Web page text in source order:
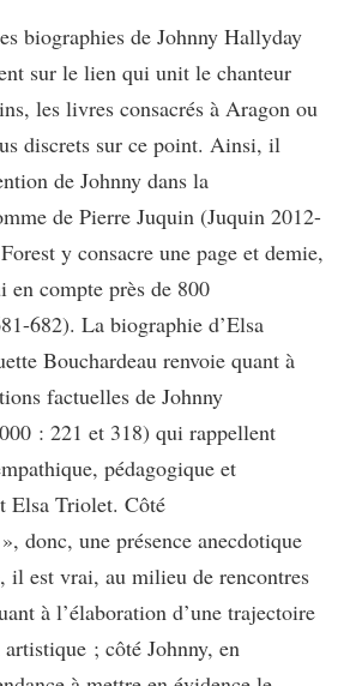
biographies de Johnny Hallyday
sur le lien qui unit le chanteur
les livres consacrés à Aragon ou
discrets sur ce point. Ainsi, il
de Johnny dans la
de Pierre Juquin (Juquin 2012-
y consacre une page et demie,
en compte près de 800
682). La biographie d’Elsa
Bouchardeau renvoie quant à
factuelles de Johnny
: 221 et 318) qui rappellent
pédagogique et
Elsa Triolet. Côté
», donc, une présence anecdotique
il est vrai, au milieu de rencontres
à l’élaboration d’une trajectoire
; côté Johnny, en